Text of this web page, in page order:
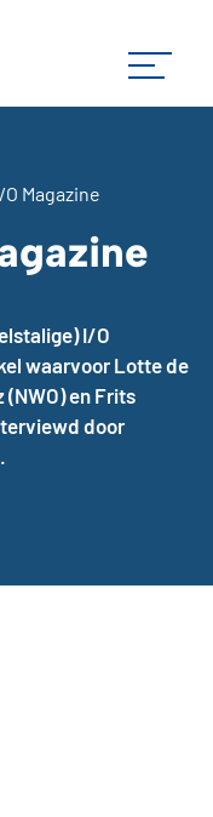
Magazine
I/O
waarvoor Lotte de
en Frits
door